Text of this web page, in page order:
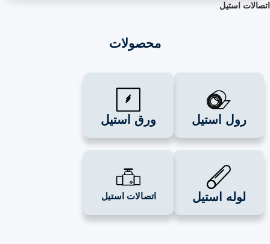
محصولات
استیل ورق استیل
استیل اتصالات استیل